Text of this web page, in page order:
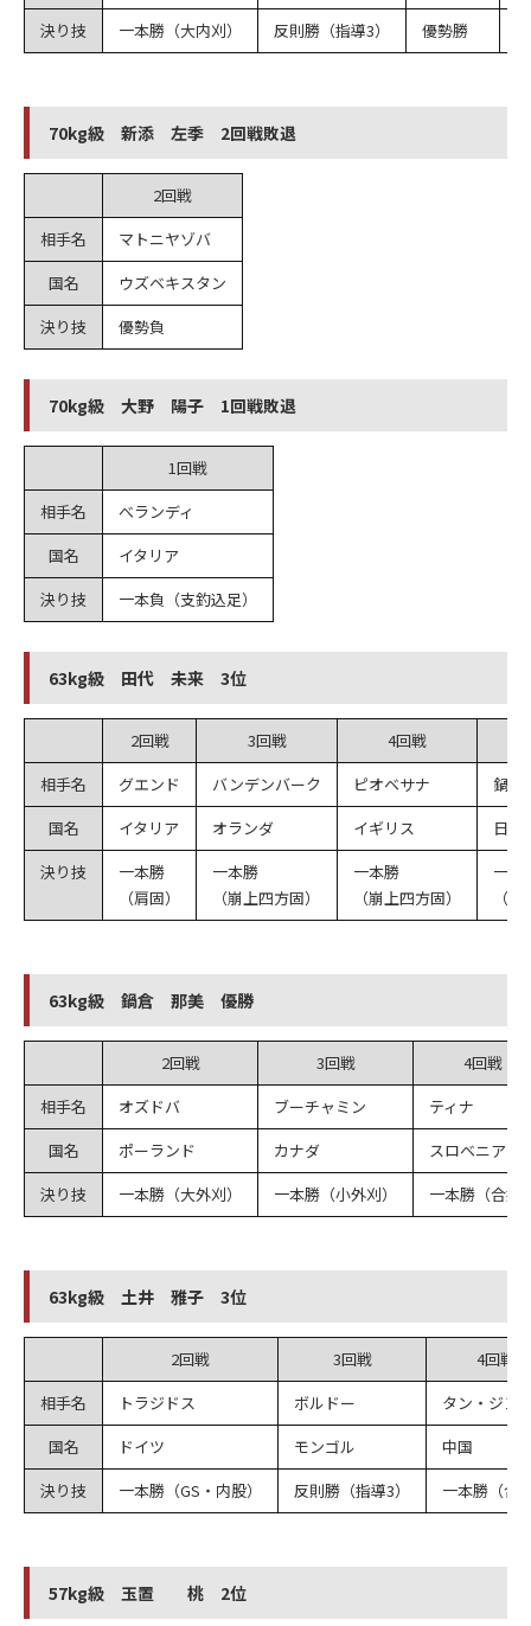
決り技
一本勝（大内刈） 反則勝（指導3） 優勢勝
70kg級 新添 左季 2回戦敗退
2回戦
相手名
マトニヤゾバ
国名
ウズベキスタン
決り技
優勢負
70kg級 大野 陽子 1回戦敗退
1回戦
相手名
べランディ
国名
イタリア
決り技
一本負（支釣込足）
63kg級 田代 未来 3位
2回戦 3回戦 4回戦
相手名
グエンド バンデンバーク ピオベサナ
鍋倉
国名
イタリア オランダ イギリス
日本
決り技
一本勝
（肩固）
一本勝
（崩上四方固）
一本勝
（崩上四方固）
一本
（
63kg級 鍋倉 那美 優勝
2回戦 3回戦
4回戦
相手名
オズドバ ブーチャミン
ティナ
国名
ポーランド カナダ
スロベニア
決り技
一本勝（大外刈） 一本勝（小外刈） 一本勝（合技
63kg級 土井 雅子 3位
2回戦 3回戦
4回戦
相手名
トラジドス ボルドー
タン・ジン
国名
ドイツ モンゴル
中国
決り技
一本勝（GS・内股） 反則勝（指導3） 一本勝（合
57kg級 玉置 桃 2位